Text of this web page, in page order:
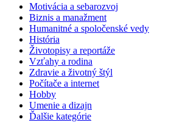
Motivácia a sebarozvoj
Biznis a manažment
Humanitné a spoločenské vedy
História
Životopisy a reportáže
Vzťahy a rodina
Zdravie a životný štýl
Počítače a internet
Hobby
Umenie a dizajn
Ďalšie kategórie